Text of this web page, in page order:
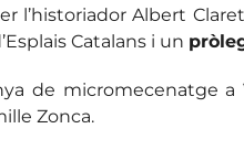
l’historiador Albert
Catalans i un
de micromecenatge
Zonca.